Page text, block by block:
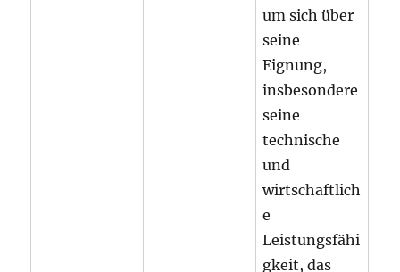
um sich über
seine
Eignung,
insbesondere
seine
technische
und
wirtschaftlich
e
Leistungsfähi
gkeit, das